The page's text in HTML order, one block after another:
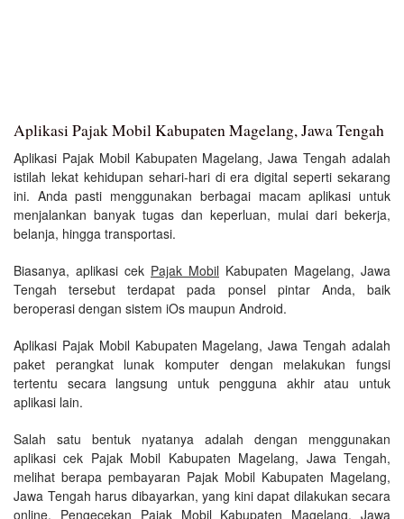
Aplikasi Pajak Mobil Kabupaten Magelang, Jawa Tengah
Aplikasi Pajak Mobil Kabupaten Magelang, Jawa Tengah adalah
istilah lekat kehidupan sehari-hari di era digital seperti sekarang
ini. Anda pasti menggunakan berbagai macam aplikasi untuk
menjalankan banyak tugas dan keperluan, mulai dari bekerja,
belanja, hingga transportasi.
Biasanya, aplikasi cek Pajak Mobil Kabupaten Magelang, Jawa
Tengah tersebut terdapat pada ponsel pintar Anda, baik
beroperasi dengan sistem iOs maupun Android.
Aplikasi Pajak Mobil Kabupaten Magelang, Jawa Tengah adalah
paket perangkat lunak komputer dengan melakukan fungsi
tertentu secara langsung untuk pengguna akhir atau untuk
aplikasi lain.
Salah satu bentuk nyatanya adalah dengan menggunakan
aplikasi cek Pajak Mobil Kabupaten Magelang, Jawa Tengah,
melihat berapa pembayaran Pajak Mobil Kabupaten Magelang,
Jawa Tengah harus dibayarkan, yang kini dapat dilakukan secara
online. Pengecekan Pajak Mobil Kabupaten Magelang, Jawa